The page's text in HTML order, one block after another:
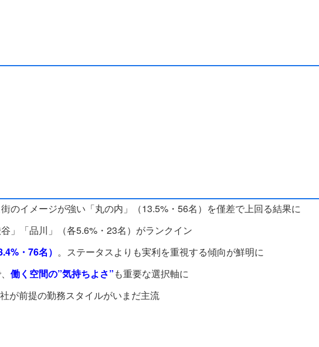
のイメージが強い「丸の内」（13.5%・56名）を僅差で上回る結果に
」「品川」（各5.6%・23名）がランクイン
・76名） 。ステータスよりも実利を重視する傾向が鮮明に
働く空間の”気持ちよさ”も重要な選択軸に
が前提の勤務スタイルがいまだ主流